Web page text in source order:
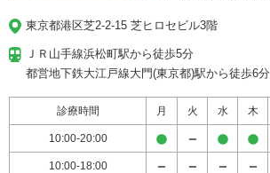
東京都港区芝2-2-15 芝ヒロセビル3階
ＪＲ山手線浜松町駅から徒歩5分
都営地下鉄大江戸線大門(東京都)駅から徒歩6分
診療時間 月 火 水 木
10:00-20:00
10:00-18:00
いただきます。